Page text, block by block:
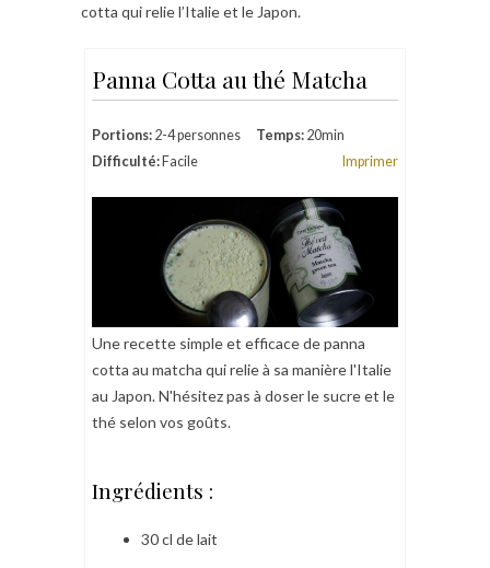
cotta qui relie l’Italie et le Japon.
Panna Cotta au thé Matcha
Portions: 2-4 personnes Temps: 20min
Difficulté: Facile Imprimer
Une recette simple et efficace de panna
cotta au matcha qui relie à sa manière l'Italie
au Japon. N'hésitez pas à doser le sucre et le
thé selon vos goûts.
Ingrédients :
30 cl de lait